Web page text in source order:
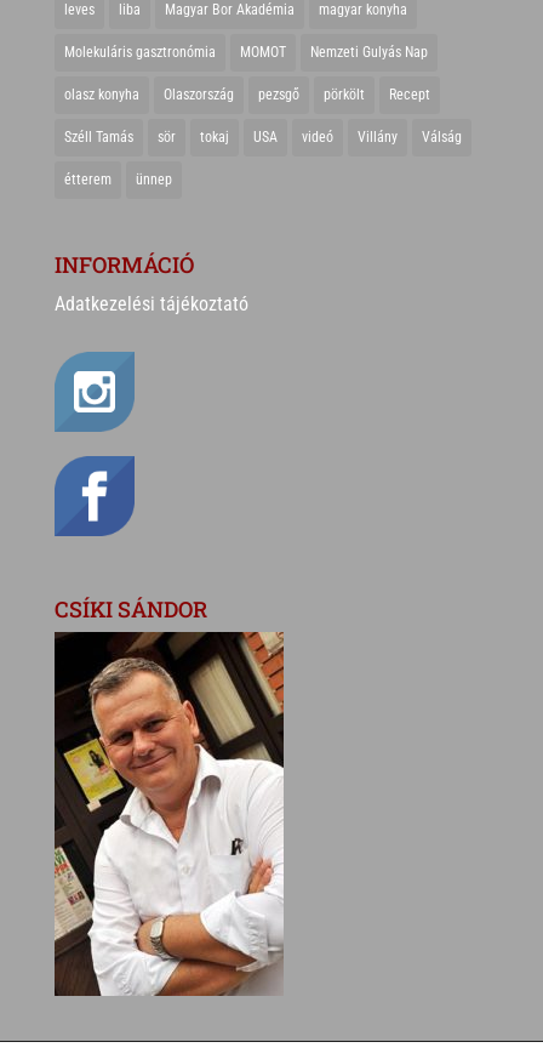
leves liba Magyar Bor Akadémia magyar konyha
Molekuláris gasztronómia MOMOT Nemzeti Gulyás Nap
olasz konyha Olaszország pezsgő pörkölt Recept
Széll Tamás sör tokaj USA videó Villány Válság
étterem ünnep
INFORMÁCIÓ
Adatkezelési tájékoztató
CSÍKI SÁNDOR